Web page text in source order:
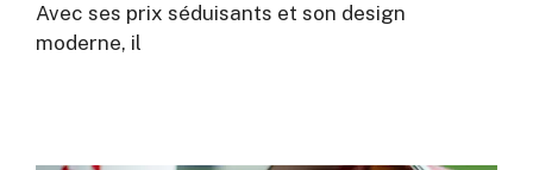
Avec ses prix séduisants et son design
moderne, il